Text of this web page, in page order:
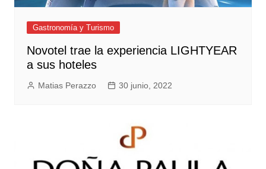
Gastronomía y Turismo
​Novotel trae la experiencia LIGHTYEAR
a sus hoteles
Matias Perazzo 30 junio, 2022